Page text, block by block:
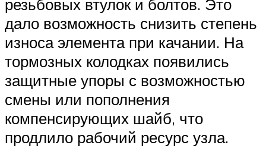
резьбовых втулок и болтов. Это
дало возможность снизить степень
износа элемента при качании. На
тормозных колодках появились
защитные упоры с возможностью
смены или пополнения
компенсирующих шайб, что
продлило рабочий ресурс узла.